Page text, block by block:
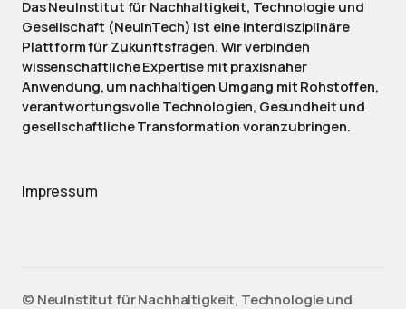
Das NeuInstitut für Nachhaltigkeit, Technologie und
Gesellschaft (NeuInTech) ist eine interdisziplinäre
Plattform für Zukunftsfragen. Wir verbinden
wissenschaftliche Expertise mit praxisnaher
Anwendung, um nachhaltigen Umgang mit Rohstoffen,
verantwortungsvolle Technologien, Gesundheit und
gesellschaftliche Transformation voranzubringen.
Impressum
©️ NeuInstitut für Nachhaltigkeit, Technologie und